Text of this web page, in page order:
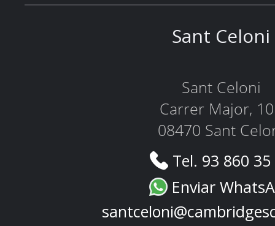
Sant Celoni
Sant Celoni
Carrer Major,
08470 Sant
Tel. 93 860
Enviar